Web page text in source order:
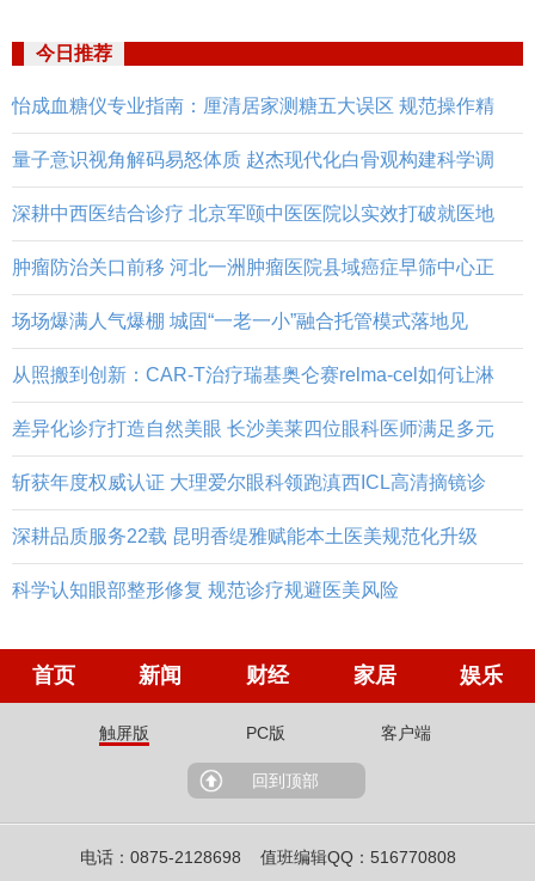
今日推荐
怡成血糖仪专业指南：厘清居家测糖五大误区 规范操作精
量子意识视角解码易怒体质 赵杰现代化白骨观构建科学调
深耕中西医结合诊疗 北京军颐中医医院以实效打破就医地
肿瘤防治关口前移 河北一洲肿瘤医院县域癌症早筛中心正
场场爆满人气爆棚 城固“一老一小”融合托管模式落地见
从照搬到创新：CAR-T治疗瑞基奥仑赛relma-cel如何让淋
差异化诊疗打造自然美眼 长沙美莱四位眼科医师满足多元
斩获年度权威认证 大理爱尔眼科领跑滇西ICL高清摘镜诊
深耕品质服务22载 昆明香缇雅赋能本土医美规范化升级
科学认知眼部整形修复 规范诊疗规避医美风险
首页 新闻 财经 家居 娱乐
触屏版 PC版 客户端
回到顶部
电话：0875-2128698 值班编辑QQ：516770808